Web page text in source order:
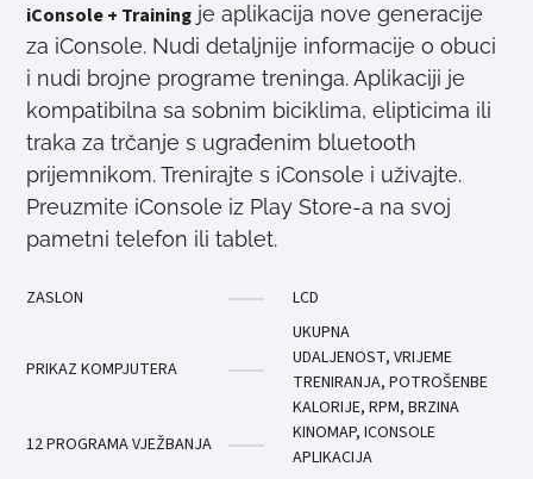
iConsole + Training je aplikacija nove generacije
za iConsole. Nudi detaljnije informacije o obuci
i nudi brojne programe treninga. Aplikaciji je
kompatibilna sa sobnim biciklima, elipticima ili
traka za trčanje s ugrađenim bluetooth
prijemnikom. Trenirajte s iConsole i uživajte.
Preuzmite iConsole iz Play Store-a na svoj
pametni telefon ili tablet.
ZASLON LCD
PRIKAZ KOMPJUTERA
UKUPNA
UDALJENOST, VRIJEME
TRENIRANJA, POTROŠENBE
KALORIJE, RPM, BRZINA
12 PROGRAMA VJEŽBANJA
KINOMAP, ICONSOLE
APLIKACIJA